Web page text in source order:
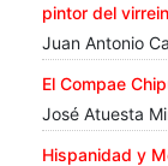
pintor del
Juan Antonio
El Compae
José Atuesta
Hispanidad y